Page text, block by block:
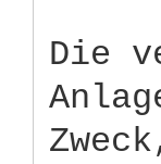
Die